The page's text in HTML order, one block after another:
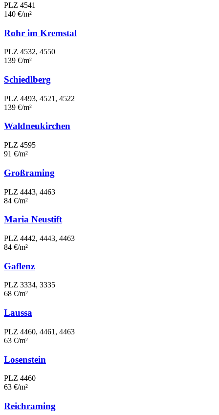
PLZ 4541
140 €/m²
Rohr im Kremstal
PLZ 4532, 4550
139 €/m²
Schiedlberg
PLZ 4493, 4521, 4522
139 €/m²
Waldneukirchen
PLZ 4595
91 €/m²
Großraming
PLZ 4443, 4463
84 €/m²
Maria Neustift
PLZ 4442, 4443, 4463
84 €/m²
Gaflenz
PLZ 3334, 3335
68 €/m²
Laussa
PLZ 4460, 4461, 4463
63 €/m²
Losenstein
PLZ 4460
63 €/m²
Reichraming